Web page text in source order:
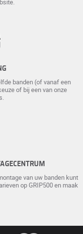
banden (of vanaf een
of bij een van onze
van uw banden kunt
op GRIP500 en maak